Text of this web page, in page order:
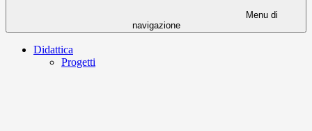
Menu di
navigazione
Didattica
Progetti